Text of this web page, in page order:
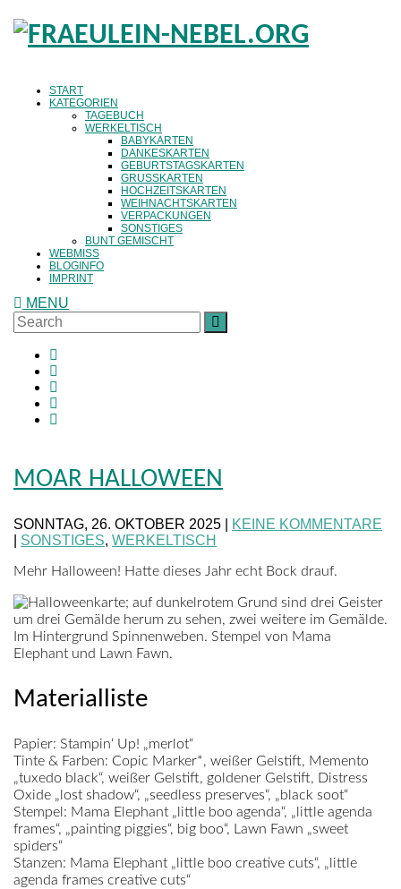
START
KATEGORIEN
TAGEBUCH
WERKELTISCH
BABYKARTEN
DANKESKARTEN
GEBURTSTAGSKARTEN
GRUSSKARTEN
HOCHZEITSKARTEN
WEIHNACHTSKARTEN
VERPACKUNGEN
SONSTIGES
BUNT GEMISCHT
WEBMISS
BLOGINFO
IMPRINT
MENU
Search
for:
MOAR HALLOWEEN
SONNTAG, 26. OKTOBER 2025 |
KEINE KOMMENTARE
SONSTIGES, WERKELTISCH
Mehr Halloween! Hatte dieses Jahr echt Bock drauf.
Materialliste
Papier: Stampin‘ Up! „merlot“
Tinte & Farben: Copic Marker*, weißer Gelstift, Memento
„tuxedo black“, weißer Gelstift, goldener Gelstift, Distress
Oxide „lost shadow“, „seedless preserves“, „black soot“
Stempel: Mama Elephant „little boo agenda“, „little agenda
frames“, „painting piggies“, big boo“, Lawn Fawn „sweet
spiders“
Stanzen: Mama Elephant „little boo creative cuts“, „little
agenda frames creative cuts“